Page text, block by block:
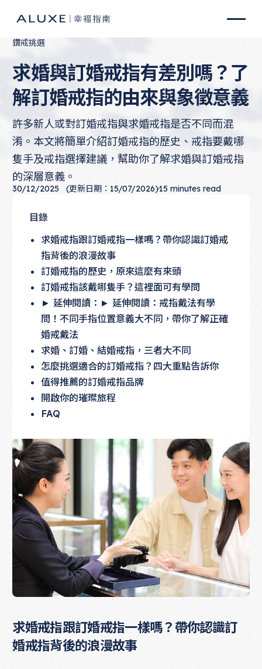
鑽戒挑選
求婚與訂婚戒指有差別嗎？了
解訂婚戒指的由來與象徵意義
許多新人或對訂婚戒指與求婚戒指是否不同而混
淆。本文將簡單介紹訂婚戒指的歷史、戒指要戴哪
隻手及戒指選擇建議，幫助你了解求婚與訂婚戒指
的深層意義。
30/12/2025 (更新日期：15/07/2026)15 minutes read
目錄
求婚戒指跟訂婚戒指一樣嗎？帶你認識訂婚戒
指背後的浪漫故事
訂婚戒指的歷史，原來這麼有來頭
訂婚戒指該戴哪隻手？這裡面可有學問
► 延伸閱讀：► 延伸閱讀：戒指戴法有學
問！不同手指位置意義大不同，帶你了解正確
婚戒戴法
求婚、訂婚、結婚戒指，三者大不同
怎麼挑選適合的訂婚戒指？四大重點告訴你
值得推薦的訂婚戒指品牌
開啟你的璀璨旅程
FAQ
求婚戒指跟訂婚戒指一樣嗎？帶你認識訂
婚戒指背後的浪漫故事